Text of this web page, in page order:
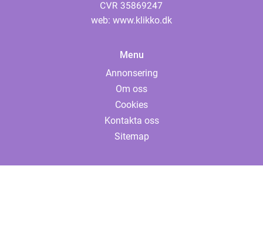
web: www.klikko.dk
Menu
Annonsering
Om oss
Cookies
Kontakta oss
Sitemap